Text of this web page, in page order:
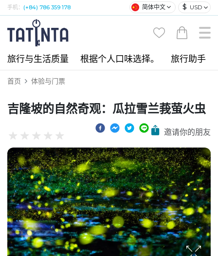
手机： (+84) 786 359 178 简体中文 $ USD
旅行与生活质量 根据个人口味选择。 旅行助手
首页 体验与门票
吉隆坡的自然奇观：瓜拉雪兰莪萤火虫
邀请你的朋友